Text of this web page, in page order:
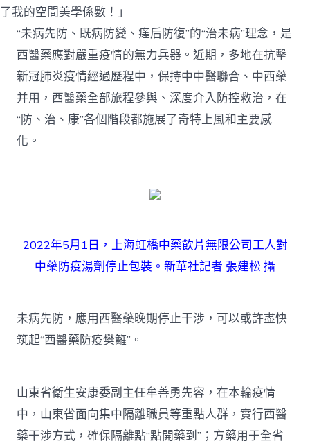
治、
康”
全
部
旅
程
助
力
了我的空間美學係數！」
“未病先防、既病防變、瘥后防復”的“治未病”理念，是
西醫藥應對嚴重疫情的無力兵器。近期，多地在抗擊
新冠肺炎疫情經過歷程中，保持中中醫聯合、中西藥
并用，西醫藥全部旅程參與、深度介入防控救治，在
“防、治、康”各個階段都施展了奇特上風和主要感
化。
2022年5月1日，上海虹橋中藥飲片無限公司工人對
中藥防疫湯劑停止包裝。新華社記者 張建松 攝
未病先防，應用西醫藥晚期停止干涉，可以或許盡快
筑起“西醫藥防疫樊籬”。
山東省衛生安康委副主任牟善勇先容，在本輪疫情
中，山東省面向集中隔離職員等重點人群，實行西醫
藥干涉方式，確保隔離點“點開藥到”；方藥用于全省